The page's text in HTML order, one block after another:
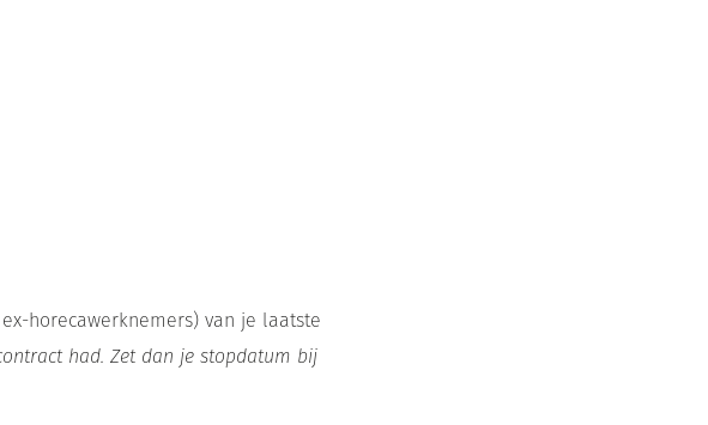
horecawerknemers) van je laatste
had. Zet dan je stopdatum bij